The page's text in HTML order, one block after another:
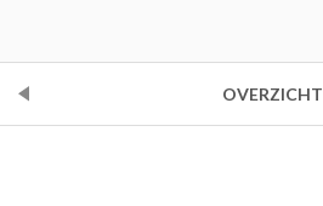
OVERZICHT